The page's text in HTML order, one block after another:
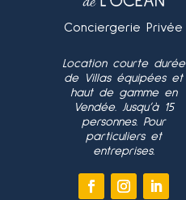
Conciergerie Privée
Location courte durée
de Villas équipées et
haut de gamme en
Vendée. Jusqu’à 15
personnes. Pour
particuliers et
entreprises.